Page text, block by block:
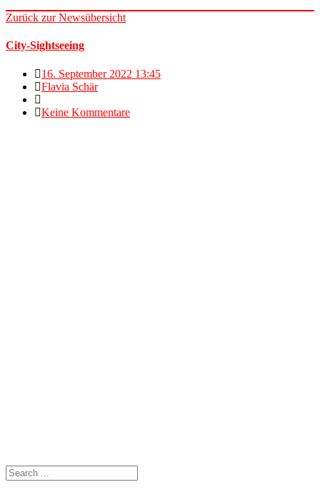
Zurück zur Newsübersicht
City-Sightseeing
16. September 2022 13:45
Flavia Schär
Keine Kommentare